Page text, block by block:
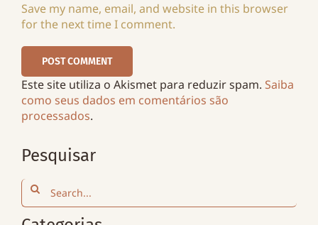
Save my name, email, and website in this browser
for the next time I comment.
Este site utiliza o Akismet para reduzir spam. Saiba
como seus dados em comentários são
processados.
Pesquisar
Search
for: